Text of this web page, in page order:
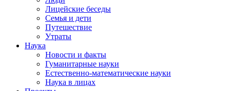
Лицейские беседы
Семья и дети
Путешествие
Утраты
Наука
Новости и факты
Гуманитарные науки
Естественно-математические науки
Наука в лицах